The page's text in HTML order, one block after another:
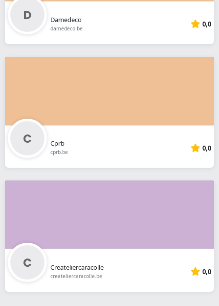
Damedeco
damedeco.be 0,0
Cprb
cprb.be 0,0
Createliercaracolle
createliercaracolle.be 0,0